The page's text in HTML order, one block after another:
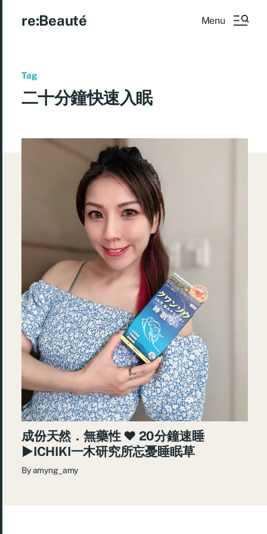
re:Beauté Menu
Tag
二十分鐘快速入眠
成份天然．無藥性 ♥ 20分鐘速睡
►ICHIKI一木研究所忘憂睡眠草
Byamyng_amy